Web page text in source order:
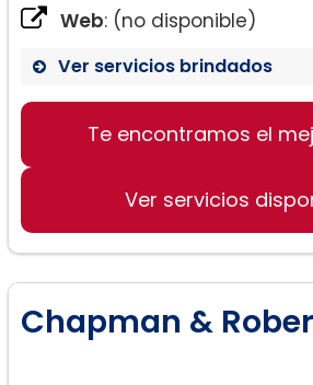
Web: (no disponible)
Ver servicios brindados
Te encontramos el
Ver servicios
Chapman &